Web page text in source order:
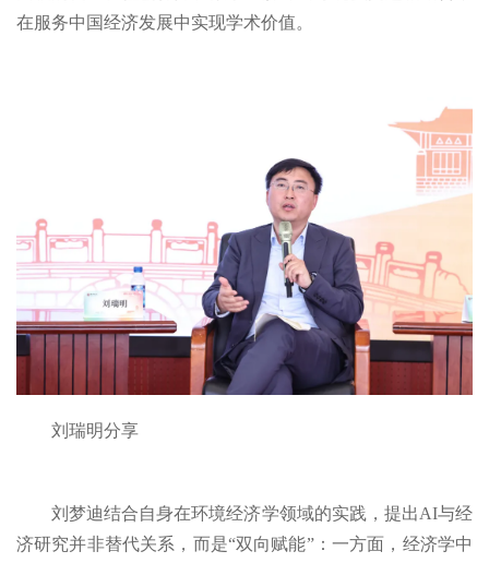
在服务中国经济发展中实现学术价值。
刘瑞明分享
刘梦迪结合自身在环境经济学领域的实践，提出AI与经
济研究并非替代关系，而是“双向赋能”：一方面，经济学中